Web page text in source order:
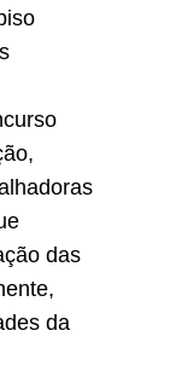
das
da